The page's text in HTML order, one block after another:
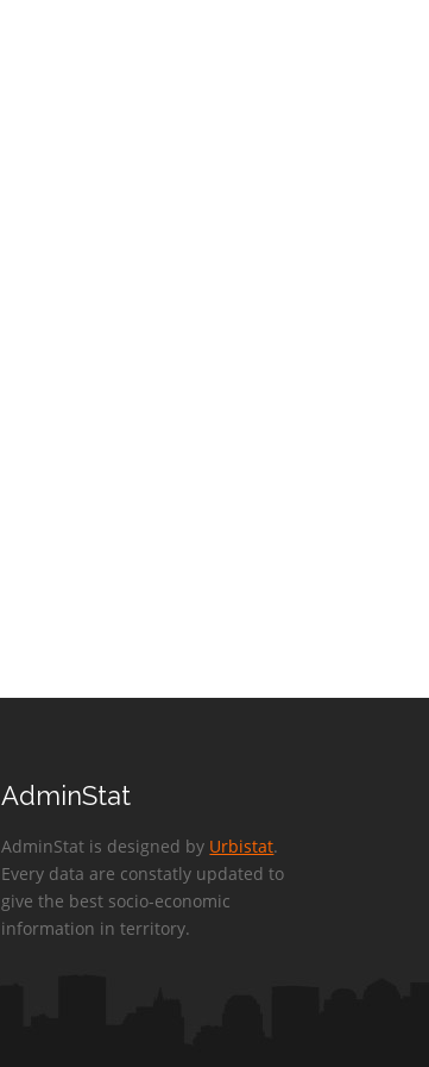
AdminStat
AdminStat is designed by Urbistat.
Every data are constatly updated to
give the best socio-economic
information in territory.